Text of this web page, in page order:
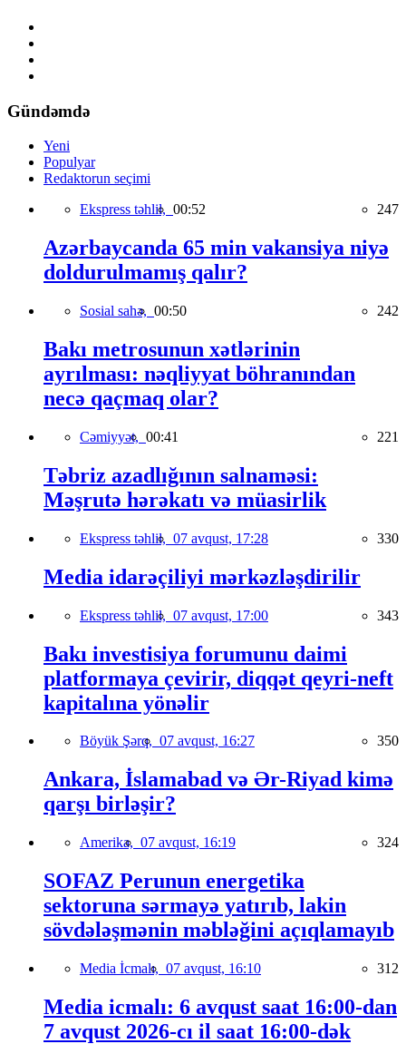
Gündəmdə
Yeni
Populyar
Redaktorun seçimi
Ekspress təhlil, 00:52 247
Azərbaycanda 65 min vakansiya niyə
doldurulmamış qalır?
Sosial sahə, 00:50 242
Bakı metrosunun xətlərinin
ayrılması: nəqliyyat böhranından
necə qaçmaq olar?
Cəmiyyət, 00:41 221
Təbriz azadlığının salnaməsi:
Məşrutə hərəkatı və müasirlik
Ekspress təhlil, 07 avqust, 17:28 330
Media idarəçiliyi mərkəzləşdirilir
Ekspress təhlil, 07 avqust, 17:00 343
Bakı investisiya forumunu daimi
platformaya çevirir, diqqət qeyri-neft
kapitalına yönəlir
Böyük Şərq, 07 avqust, 16:27 350
Ankara, İslamabad və Ər-Riyad kimə
qarşı birləşir?
Amerika, 07 avqust, 16:19 324
SOFAZ Perunun energetika
sektoruna sərmayə yatırıb, lakin
sövdələşmənin məbləğini açıqlamayıb
Media İcmalı, 07 avqust, 16:10 312
Media icmalı: 6 avqust saat 16:00-dan
7 avqust 2026-cı il saat 16:00-dək